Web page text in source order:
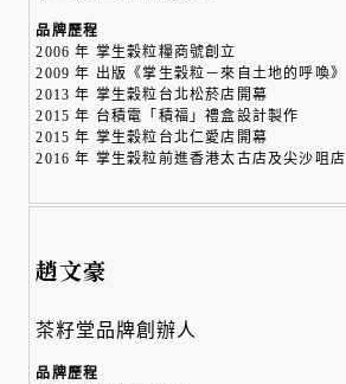
品牌歷程
2006 年 掌生穀粒糧商號創立
2009 年 出版《掌生穀粒－來自土地的呼喚》
2013 年 掌生穀粒台北松菸店開幕
2015 年 台積電「積福」禮盒設計製作
2015 年 掌生穀粒台北仁愛店開幕
2016 年 掌生穀粒前進香港太古店及尖沙咀店
趙文豪
茶籽堂品牌創辦人
品牌歷程